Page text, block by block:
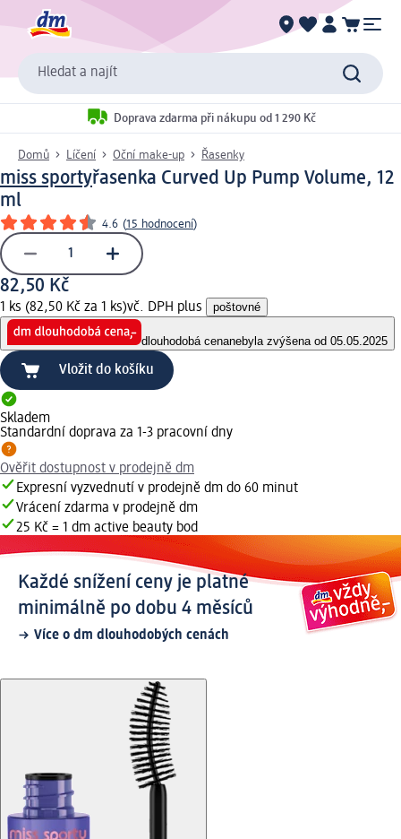
Hledat a najít
Doprava zdarma při nákupu od 1 290 Kč
Domů Líčení Oční make-up Řasenky
miss sportyřasenka Curved Up Pump Volume, 12
ml
4.6 (15 hodnocení)
82,50 Kč
1 ks (82,50 Kč za 1 ks)vč. DPH plus poštovné
dlouhodobá cenanebyla zvýšena od 05.05.2025
Vložit do košíku
Skladem
Standardní doprava za 1-3 pracovní dny
Ověřit dostupnost v prodejně dm
Expresní vyzvednutí v prodejně dm do 60 minut
Vrácení zdarma v prodejně dm
25 Kč = 1 dm active beauty bod
Každé snížení ceny je platné
minimálně po dobu 4 měsíců
Více o dm dlouhodobých cenách